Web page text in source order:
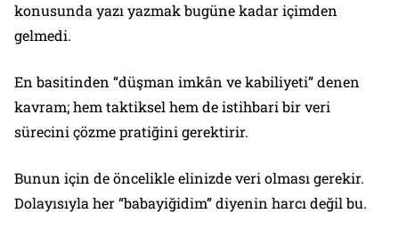
konusunda yazı yazmak bugüne kadar içimden
gelmedi.
En basitinden “düşman imkân ve kabiliyeti” denen
kavram; hem taktiksel hem de istihbari bir veri
sürecini çözme pratiğini gerektirir.
Bunun için de öncelikle elinizde veri olması gerekir.
Dolayısıyla her “babayiğidim” diyenin harcı değil bu.